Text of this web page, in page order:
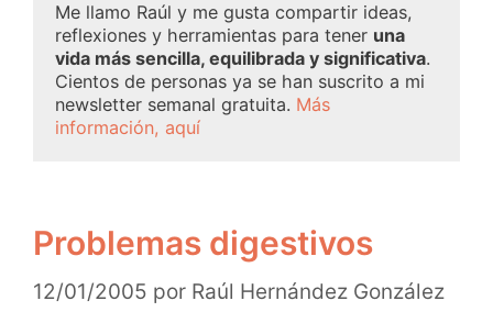
Me llamo Raúl y me gusta compartir ideas,
reflexiones y herramientas para tener una
vida más sencilla, equilibrada y significativa.
Cientos de personas ya se han suscrito a mi
newsletter semanal gratuita. Más
información, aquí
Problemas digestivos
12/01/2005 por Raúl Hernández González